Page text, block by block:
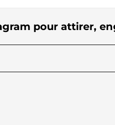
pour attirer,